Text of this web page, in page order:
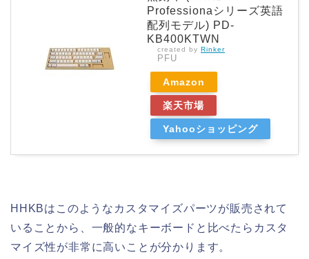
Professionaシリーズ英語
配列モデル) PD-
KB400KTWN
created by Rinker
PFU
Amazon
楽天市場
Yahooショッピング
HHKBはこのようなカスタマイズパーツが販売されて
いることから、一般的なキーボードと比べたらカスタ
マイズ性が非常に高いことが分かります。